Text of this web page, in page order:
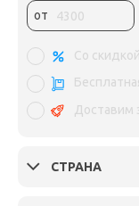
от
Со скидкой
Доставим
СТРАНА